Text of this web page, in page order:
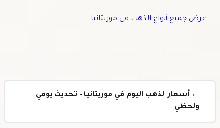
عرض جميع أنواع الذهب في موريتانيا
← أسعار الذهب اليوم في موريتانيا - تحديث يومي
ولحظي